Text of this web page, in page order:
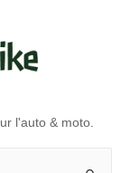
l'auto & moto.